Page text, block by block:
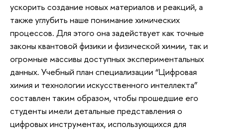
ускорить создание новых материалов и реакций, а
также углубить наше понимание химических
процессов. Для этого она задействует как точные
законы квантовой физики и физической химии, так и
огромные массивы доступных экспериментальных
данных. Учебный план специализации “Цифровая
химия и технологии искусственного интеллекта”
составлен таким образом, чтобы прошедшие его
студенты имели детальные представления о
цифровых инструментах, использующихся для